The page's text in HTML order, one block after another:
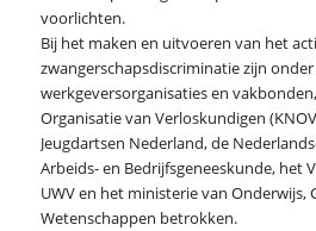
voorlichten.
Bij het maken en uitvoeren van het
zwangerschapsdiscriminatie zijn
werkgeversorganisaties en
Organisatie van Verloskundigen
Jeugdartsen Nederland, de
Arbeids- en Bedrijfsgeneeskunde, het
UWV en het ministerie van Onderwijs,
Wetenschappen betrokken.